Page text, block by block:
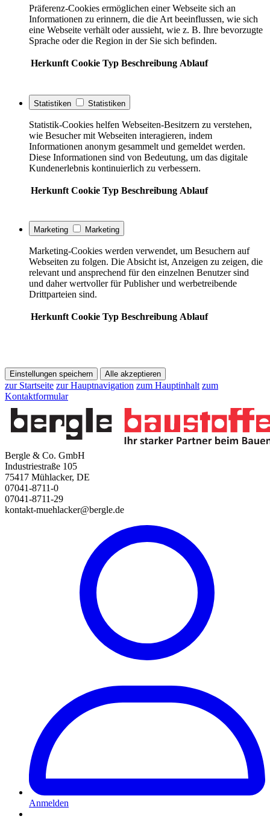
Präferenz-Cookies ermöglichen einer Webseite sich an
Informationen zu erinnern, die die Art beeinflussen, wie sich
eine Webseite verhält oder aussieht, wie z. B. Ihre bevorzugte
Sprache oder die Region in der Sie sich befinden.
Herkunft Cookie Typ Beschreibung Ablauf
Statistiken Statistiken
Statistik-Cookies helfen Webseiten-Besitzern zu verstehen,
wie Besucher mit Webseiten interagieren, indem
Informationen anonym gesammelt und gemeldet werden.
Diese Informationen sind von Bedeutung, um das digitale
Kundenerlebnis kontinuierlich zu verbessern.
Herkunft Cookie Typ Beschreibung Ablauf
Marketing Marketing
Marketing-Cookies werden verwendet, um Besuchern auf
Webseiten zu folgen. Die Absicht ist, Anzeigen zu zeigen, die
relevant und ansprechend für den einzelnen Benutzer sind
und daher wertvoller für Publisher und werbetreibende
Drittparteien sind.
Herkunft Cookie Typ Beschreibung Ablauf
Einstellungen speichern Alle akzeptieren
zur Startseite zur Hauptnavigation zum Hauptinhalt zum
Kontaktformular
Bergle & Co. GmbH
Industriestraße 105
75417 Mühlacker, DE
07041-8711-0
07041-8711-29
kontakt-muehlacker@bergle.de
Anmelden